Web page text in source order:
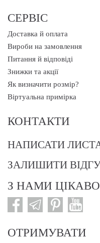
СЕРВІС
Доставка й оплата
Вироби на замовлення
Питання й відповіді
Знижки та акції
Як визначити розмір?
Віртуальна примірка
КОНТАКТИ
НАПИСАТИ
ЗАЛИШИТИ
З НАМИ ЦІКАВО
ОТРИМУВАТИ